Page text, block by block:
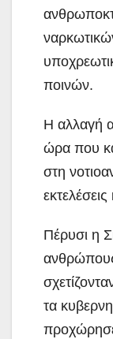
ποινών.
Η αλλαγή
ώρα που
στη
Πέρυσι η
τα
προχώρησε